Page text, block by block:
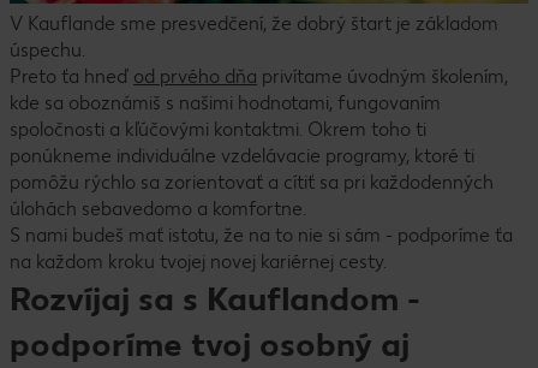
V Kauflande sme presvedčení, že dobrý štart je základom
úspechu.
Preto ťa hneď od prvého dňa privítame úvodným školením,
kde sa oboznámiš s našimi hodnotami, fungovaním
spoločnosti a kľúčovými kontaktmi. Okrem toho ti
ponúkneme individuálne vzdelávacie programy, ktoré ti
pomôžu rýchlo sa zorientovať a cítiť sa pri každodenných
úlohách sebavedomo a komfortne.
S nami budeš mať istotu, že na to nie si sám - podporíme ťa
na každom kroku tvojej novej kariérnej cesty.
Rozvíjaj sa s Kauflandom -
podporíme tvoj osobný aj